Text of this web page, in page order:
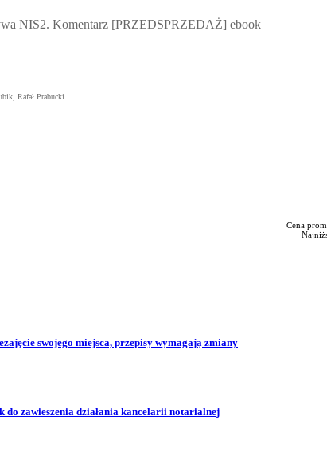
NIS2. Komentarz [PRZEDSPRZEDAŻ] ebook
Rafał Prabucki
Cena
swojego miejsca, przepisy wymagają zmiany
do zawieszenia działania kancelarii notarialnej